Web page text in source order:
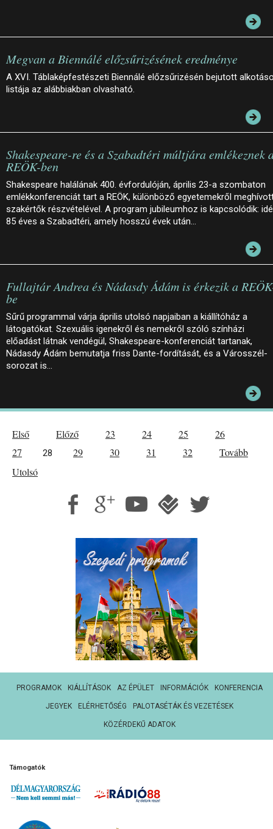
Megvan a Biennálé előzsűrizésének eredménye
A XVI. Táblaképfestészeti Biennálé előzsűrizésén bejutott
listája az alábbiakban olvasható.
Shakespeare-re és a Szabadtéri múltjára emlékeznek
REÖK-ben
Shakespeare halálának 400. évfordulóján, április 23-a szombaton
emlékkonferenciát tart a REÖK, különböző egyetemekről
szakértők részvételével. A program jubileumhoz is kapcsolódik:
85 éves a Szabadtéri, amely hosszú évek után…
Fullajtár Andrea és Nádasdy Ádám is érkezik a
be
Sűrű programmal várja április utolsó napjaiban a kiállítóház a
látogatókat. Szexuális igenekről és nemekről szóló színházi
előadást látnak vendégül, Shakespeare-konferenciát tartanak,
Nádasdy Ádám bemutatja friss Dante-fordítását, és a Városszél-
sorozat is…
Első Előző 23 24 25
26
27
28 29 30 31 32
Tovább
Utolsó
PROGRAMOK KIÁLLÍTÁSOK AZ ÉPÜLET INFORMÁCIÓK KONFERENCIA
JEGYEK ELÉRHETŐSÉG PALOTASÉTÁK ÉS VEZETÉSEK
KÖZÉRDEKŰ ADATOK
Támogatók